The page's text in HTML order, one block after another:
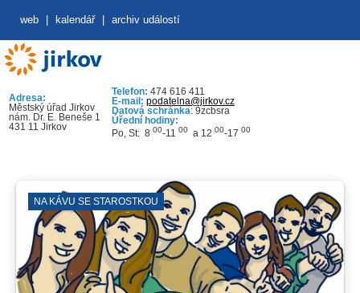
web kalendář archiv událostí
Adresa:
Městský úřad Jirkov
nám. Dr. E. Beneše 1
431 11 Jirkov
Telefon: 474 616 411
E-mail: podatelna@jirkov.cz
Datová schránka: 9zcbsra
Úřední hodiny:
Po, St: 8 00-11 00 a 12 00-17 00
NA KÁVU SE STAROSTKOU